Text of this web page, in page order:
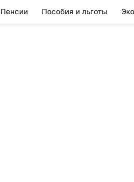
Пенсии Пособия и льготы